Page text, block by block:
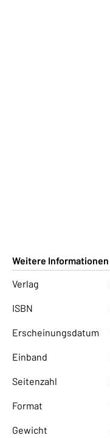
Weitere Informationen
Verlag
ISBN
Erscheinungsdatum
Einband
Seitenzahl
Format
Gewicht